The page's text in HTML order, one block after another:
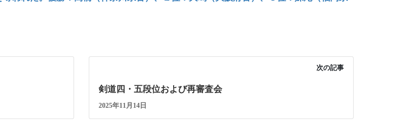
次の記事
剣道四・五段位および再審査会
2025年11月14日